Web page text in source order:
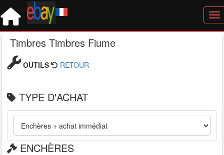
Timbres Timbres Fiume
OUTILS RETOUR
TYPE D'ACHAT
ENCHÈRES